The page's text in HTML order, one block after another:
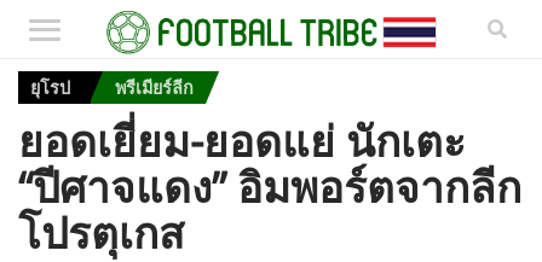
ยุโรป พรีเมียร์ลีก
ยอดเยี่ยม-ยอดแย่ นักเตะ
“ปีศาจแดง” อิมพอร์ตจากลีก
โปรตุเกส